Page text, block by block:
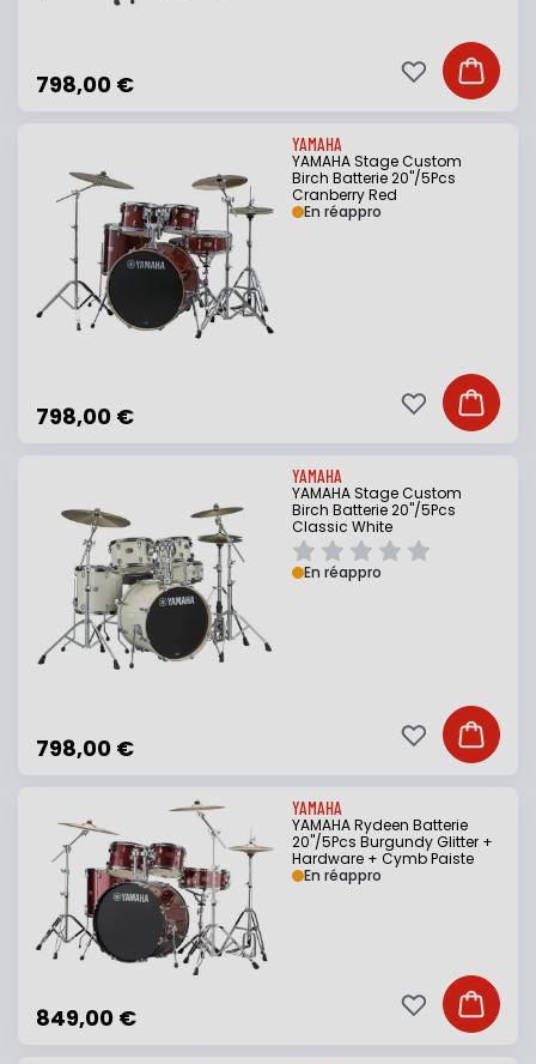
798,00 € Ajouter
Ajouter à ma
YAMAHA
YAMAHA Stage Custom
Birch Batterie 20"/5Pcs
Cranberry Red
798,00 €
En réappro
Ajouter
Ajouter à ma
YAMAHA
YAMAHA Stage Custom
Birch Batterie 20"/5Pcs
Classic White
798,00 €
En réappro
Ajouter
Ajouter à ma
YAMAHA
YAMAHA Rydeen Batterie
20"/5Pcs Burgundy Glitter +
Hardware + Cymb Paiste
849,00 €
En réappro
Ajouter
Ajouter à ma